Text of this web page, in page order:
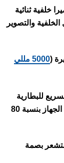
خلفية ثنائية
الخلفية والتصوير
(
5000 مللي
للبطارية
بقوة 80 واط، سرعة الشحن هذه تمكن من شحن الجهاز بنسبة 80
بصمة